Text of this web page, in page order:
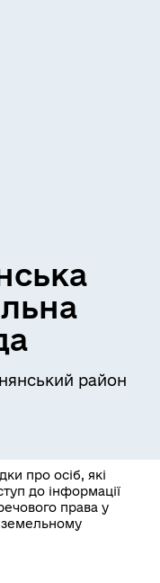
район
про осіб, які
до інформації
права у